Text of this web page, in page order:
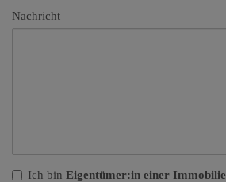
Nachricht
Ich bin Eigentümer:in einer Immobilie